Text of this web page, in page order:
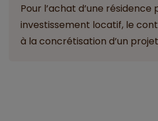
Pour l’achat d’une résidence
investissement locatif, le
à la concrétisation d’un